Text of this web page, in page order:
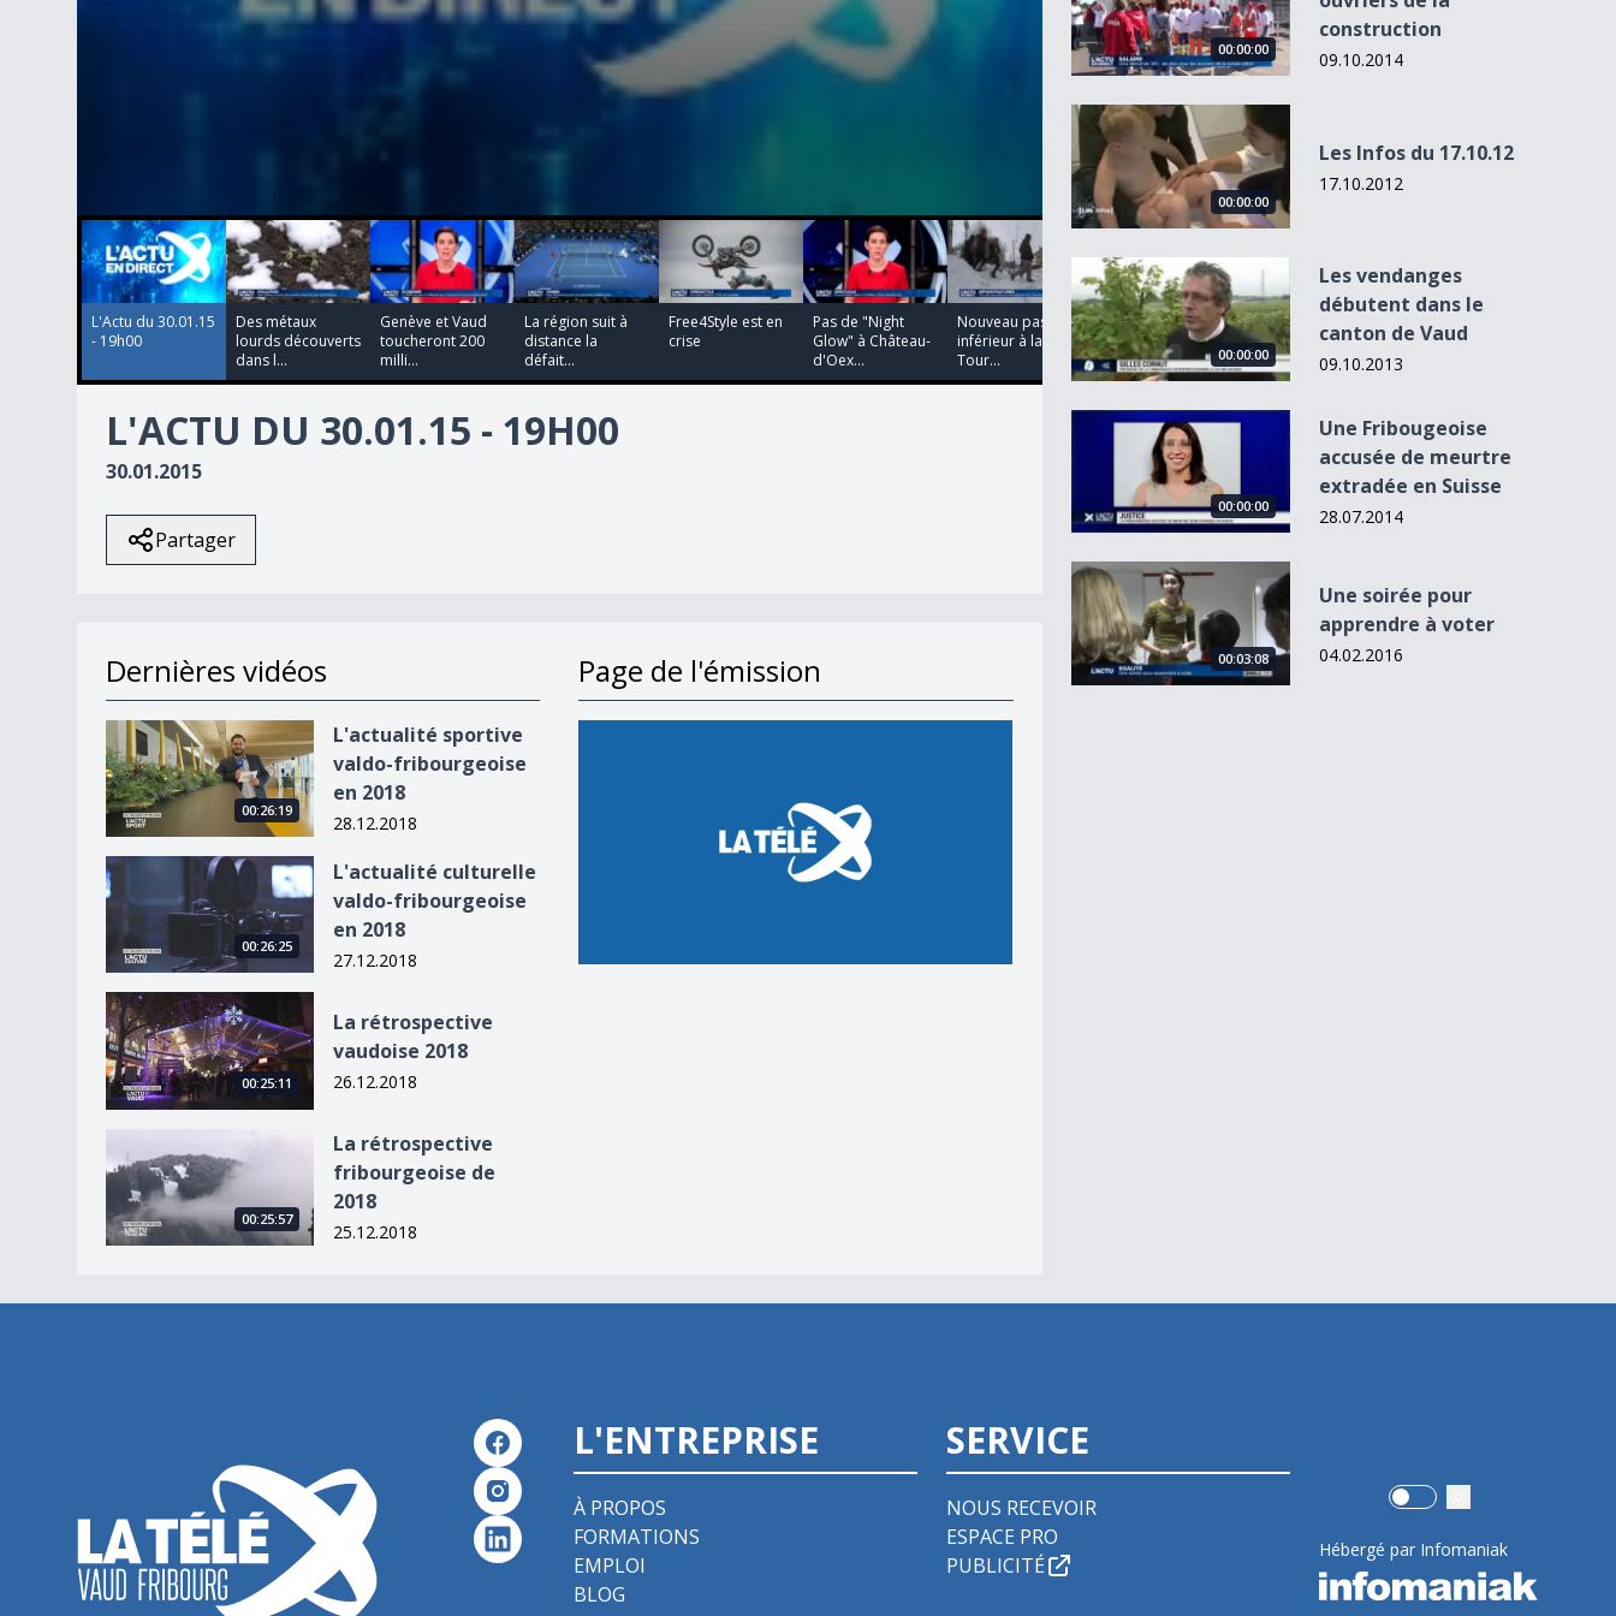
0
seconds
of
secondsVolume
90%
L'Actu du 30.01.15
- 19h00
Des métaux
lourds découverts
dans l...
Genève et Vaud
toucheront 200
milli...
La région suit à
distance la
défait...
Free4Style est en
crise
Pas de "Night
Glow" à Château-
d'Oex...
Nouveau passage
inférieur à la
Tour...
Le PLR
fribourgeois
s'engagera seul...
00:00:00
Vers un
remboursement
des prothèses...
La communauté
kurde vaudoise
fête l...
L'ACTU DU 30.01.15 - 19H00
30.01.2015
Partager
Dernières vidéos
L&#039;actualité sportive valdo-fribourgeoise en 2018
00:26:19
L'actualité sportive
valdo-fribourgeoise
en 2018
28.12.2018
L&#039;actualité culturelle valdo-fribourgeoise en 2018
00:26:25
L'actualité culturelle
valdo-fribourgeoise
en 2018
27.12.2018
La rétrospective vaudoise 2018
00:25:11
La rétrospective
vaudoise 2018
26.12.2018
La rétrospective fribourgeoise de 2018
00:25:57
La rétrospective
fribourgeoise de
2018
25.12.2018
Page de l'émission
00:00:00
construction
09.10.2014
Les Infos du 17.10.12
00:00:00
Les Infos du 17.10.12
17.10.2012
Les vendanges débutent dans le canton de Vaud
00:00:00
Les vendanges
débutent dans le
canton de Vaud
09.10.2013
Une Fribougeoise accusée de meurtre extradée en Suisse
00:00:00
Une Fribougeoise
accusée de meurtre
extradée en Suisse
28.07.2014
Une soirée pour apprendre à voter
00:03:08
Une soirée pour
apprendre à voter
04.02.2016
L'ENTREPRISE
À PROPOS
FORMATIONS
EMPLOI
BLOG
SERVICE
NOUS RECEVOIR
ESPACE PRO
PUBLICITÉ
Use setting
Hébergé par Infomaniak